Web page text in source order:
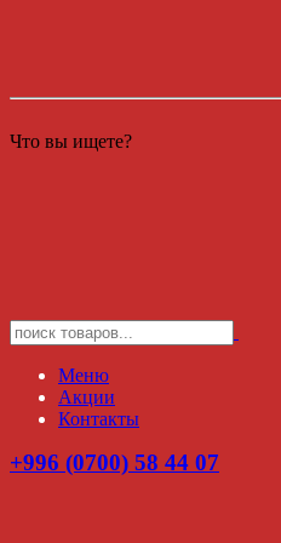
Что вы ищете?
Меню
Акции
Контакты
+996 (0700) 58 44 07